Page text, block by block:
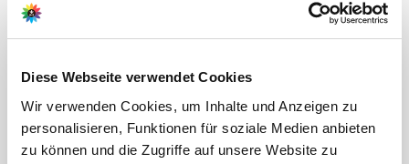
Diese Webseite verwendet Cookies
Wir verwenden Cookies, um Inhalte und Anzeigen zu
personalisieren, Funktionen für soziale Medien anbieten
zu können und die Zugriffe auf unsere Website zu
Riesen-Stauden-Hibiskus
'Kopper King'
1 Pflanze(n)
Riesen-Stauden-Hibiskus